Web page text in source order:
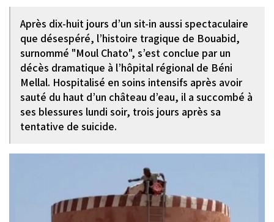
Après dix-huit jours d’un sit-in aussi spectaculaire
que désespéré, l’histoire tragique de Bouabid,
surnommé "Moul Chato", s’est conclue par un
décès dramatique à l’hôpital régional de Béni
Mellal. Hospitalisé en soins intensifs après avoir
sauté du haut d’un château d’eau, il a succombé à
ses blessures lundi soir, trois jours après sa
tentative de suicide.